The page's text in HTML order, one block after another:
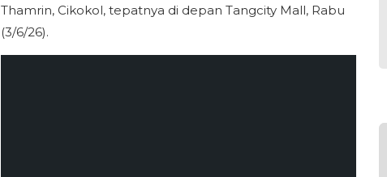
Thamrin, Cikokol, tepatnya di depan Tangcity Mall, Rabu
(3/6/26).